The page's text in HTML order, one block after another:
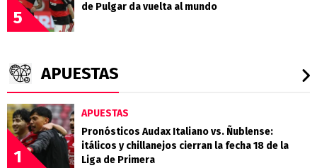
5
de Pulgar da vuelta al mundo
APUESTAS
1
APUESTAS
Pronósticos Audax Italiano vs. Ñublense:
itálicos y chillanejos cierran la fecha 18 de la
Liga de Primera